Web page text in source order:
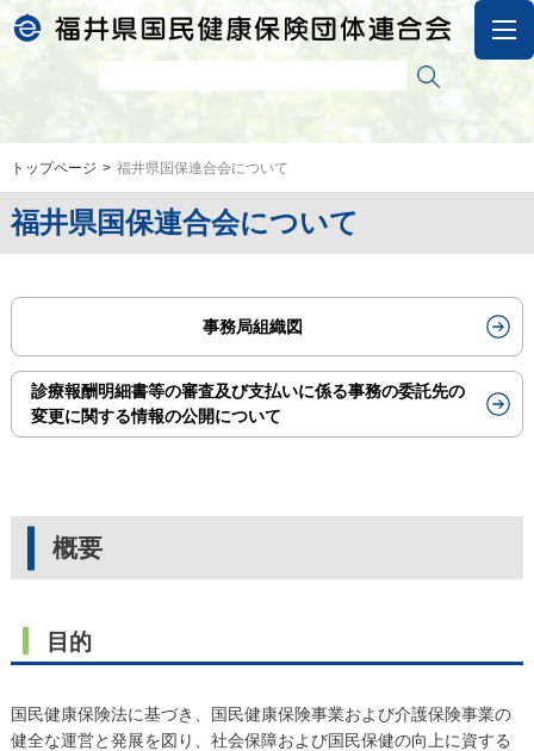
トップページ 福井県国保連合会について
福井県国保連合会について
事務局組織図
診療報酬明細書等の審査及び支払いに係る事務の委託先の
変更に関する情報の公開について
概要
目的
国民健康保険法に基づき、国民健康保険事業および介護保険事業の
健全な運営と発展を図り、社会保障および国民保健の向上に資する